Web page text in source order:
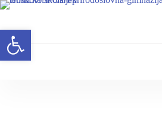
Open toolbar